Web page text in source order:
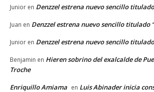
Junior en Denzzel estrena nuevo sencillo titulado
Juan en Denzzel estrena nuevo sencillo titulado
Junior en Denzzel estrena nuevo sencillo titulado
Benjamin en Hieren sobrino del exalcalde de
Troche
Enriquillo Amiama en Luis Abinader inicia